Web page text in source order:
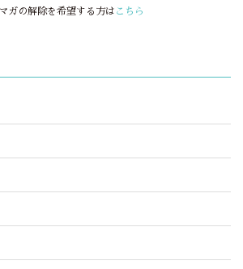
ガの解除を希望する方は こちら